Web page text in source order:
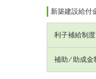
新築建設給付
利子補給制度
補助 ⁄ 助成金